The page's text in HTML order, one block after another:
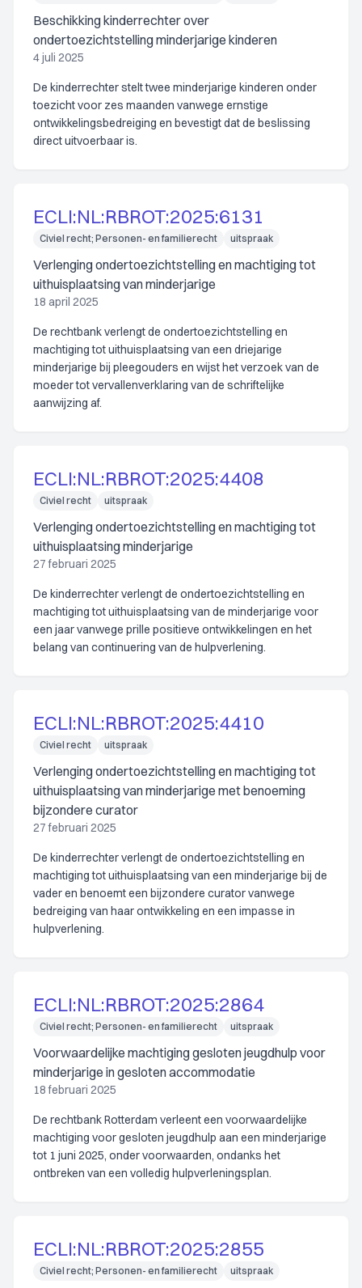
Beschikking kinderrechter over
ondertoezichtstelling minderjarige kinderen
4 juli 2025
De kinderrechter stelt twee minderjarige kinderen onder
toezicht voor zes maanden vanwege ernstige
ontwikkelingsbedreiging en bevestigt dat de beslissing
direct uitvoerbaar is.
ECLI:NL:RBROT:2025:6131
Civiel recht; Personen- en familierecht uitspraak
Verlenging ondertoezichtstelling en machtiging tot
uithuisplaatsing van minderjarige
18 april 2025
De rechtbank verlengt de ondertoezichtstelling en
machtiging tot uithuisplaatsing van een driejarige
minderjarige bij pleegouders en wijst het verzoek van de
moeder tot vervallenverklaring van de schriftelijke
aanwijzing af.
ECLI:NL:RBROT:2025:4408
Civiel recht uitspraak
Verlenging ondertoezichtstelling en machtiging tot
uithuisplaatsing minderjarige
27 februari 2025
De kinderrechter verlengt de ondertoezichtstelling en
machtiging tot uithuisplaatsing van de minderjarige voor
een jaar vanwege prille positieve ontwikkelingen en het
belang van continuering van de hulpverlening.
ECLI:NL:RBROT:2025:4410
Civiel recht uitspraak
Verlenging ondertoezichtstelling en machtiging tot
uithuisplaatsing van minderjarige met benoeming
bijzondere curator
27 februari 2025
De kinderrechter verlengt de ondertoezichtstelling en
machtiging tot uithuisplaatsing van een minderjarige bij de
vader en benoemt een bijzondere curator vanwege
bedreiging van haar ontwikkeling en een impasse in
hulpverlening.
ECLI:NL:RBROT:2025:2864
Civiel recht; Personen- en familierecht uitspraak
Voorwaardelijke machtiging gesloten jeugdhulp voor
minderjarige in gesloten accommodatie
18 februari 2025
De rechtbank Rotterdam verleent een voorwaardelijke
machtiging voor gesloten jeugdhulp aan een minderjarige
tot 1 juni 2025, onder voorwaarden, ondanks het
ontbreken van een volledig hulpverleningsplan.
ECLI:NL:RBROT:2025:2855
Civiel recht; Personen- en familierecht uitspraak